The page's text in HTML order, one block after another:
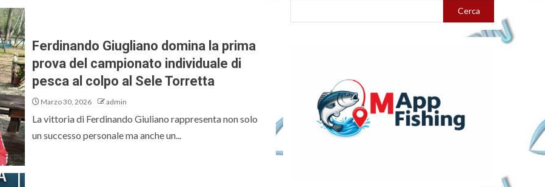
Ferdinando Giugliano domina la prima
prova del campionato individuale di
pesca al colpo al Sele Torretta
Marzo 30, 2026 admin
La vittoria di Ferdinando Giuliano rappresenta non solo
un successo personale ma anche un...
Cerca